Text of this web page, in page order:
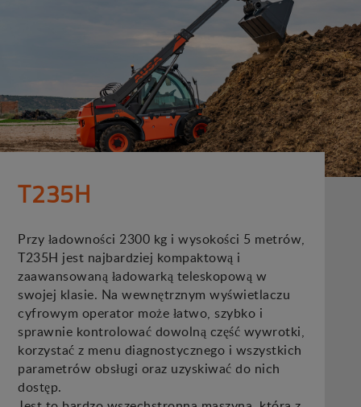
T235H
Przy ładowności 2300 kg i wysokości 5 metrów,
T235H jest najbardziej kompaktową i
zaawansowaną ładowarką teleskopową w
swojej klasie. Na wewnętrznym wyświetlaczu
cyfrowym operator może łatwo, szybko i
sprawnie kontrolować dowolną część wywrotki,
korzystać z menu diagnostycznego i wszystkich
parametrów obsługi oraz uzyskiwać do nich
dostęp.